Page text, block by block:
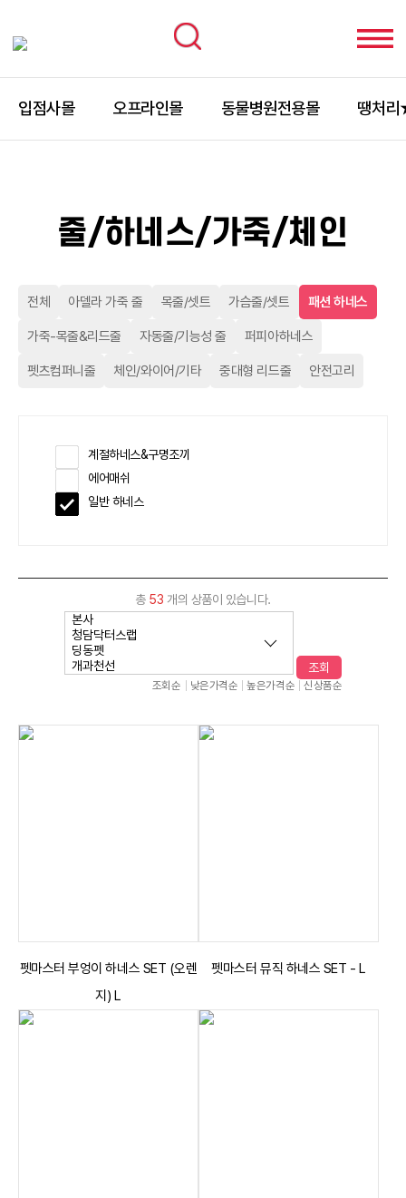
입점사몰 오프라인몰 동물병원전용몰 땡처
줄/하네스/가죽/체인
전체 아델라 가죽 줄 목줄/셋트 가슴줄/셋트 패션 하네스
가죽-목줄&리드줄 자동줄/기능성 줄 퍼피아하네스
펫츠컴퍼니줄 체인/와이어/기타 중대형 리드줄 안전고리
계절하네스&구명조끼
에어매쉬
일반 하네스
총 53 개의 상품이 있습니다.
조회
조회순 낮은가격순 높은가격순 신상품순
펫마스터 부엉이 하네스 SET (오렌
지) L
펫마스터 뮤직 하네스 SET - L